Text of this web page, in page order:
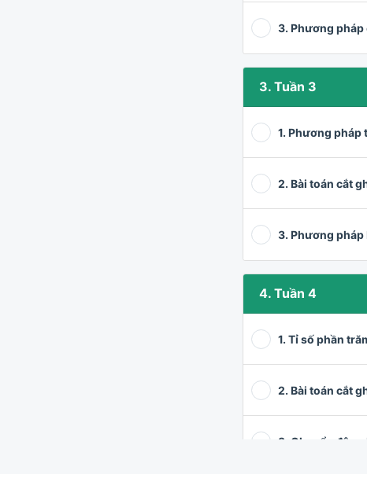
3. Phương pháp
3. Tuần 3
1. Phương pháp
2. Bài toán cắt
3. Phương pháp
4. Tuần 4
1. Tỉ số phần
2. Bài toán cắt
3. Chuyển động